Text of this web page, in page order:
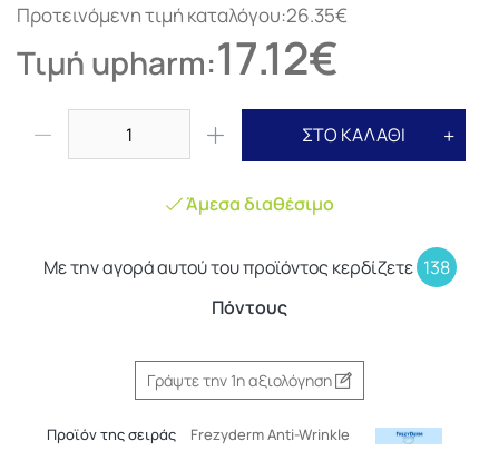
Προτεινόμενη τιμή καταλόγου:26.35€
Τιμή upharm:17.12€
ΣΤΟ ΚΑΛΑΘΙ
Άμεσα διαθέσιμο
Με την αγορά αυτού του προϊόντος κερδίζετε 138
Πόντους
Γράψτε την 1η αξιολόγηση
Προϊόν της σειράς Frezyderm Anti-Wrinkle